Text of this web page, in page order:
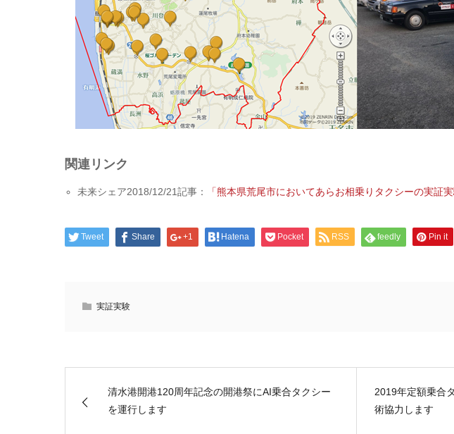
関連リンク
未来シェア2018/12/21記事： 「熊本県荒尾市においてあらお相乗りタクシーの実証実
Tweet Share +1 Hatena Pocket RSS feedly Pin it
実証実験
清水港開港120周年記念の開港祭にAI乗合タクシー
を運行します
2019年定額乗合
術協力します